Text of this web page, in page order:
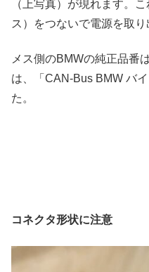
（上写真）が現れます。
ス）をつないで電源を取り
メス側のBMWの純正品番
は、「CAN-Bus BMW バ
た。
コネクタ形状に注意